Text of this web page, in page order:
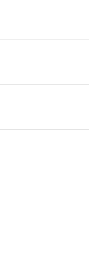
(antracyt) , farba
SPK.pdf